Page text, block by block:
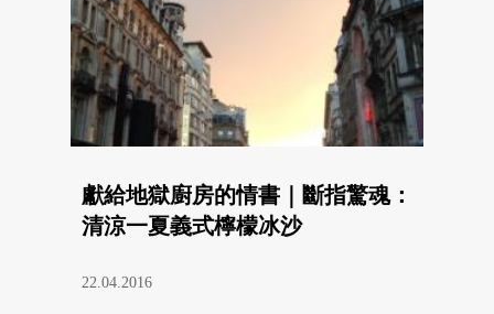
獻給地獄廚房的情書｜斷指驚魂：
清涼一夏義式檸檬冰沙
22.04.2016